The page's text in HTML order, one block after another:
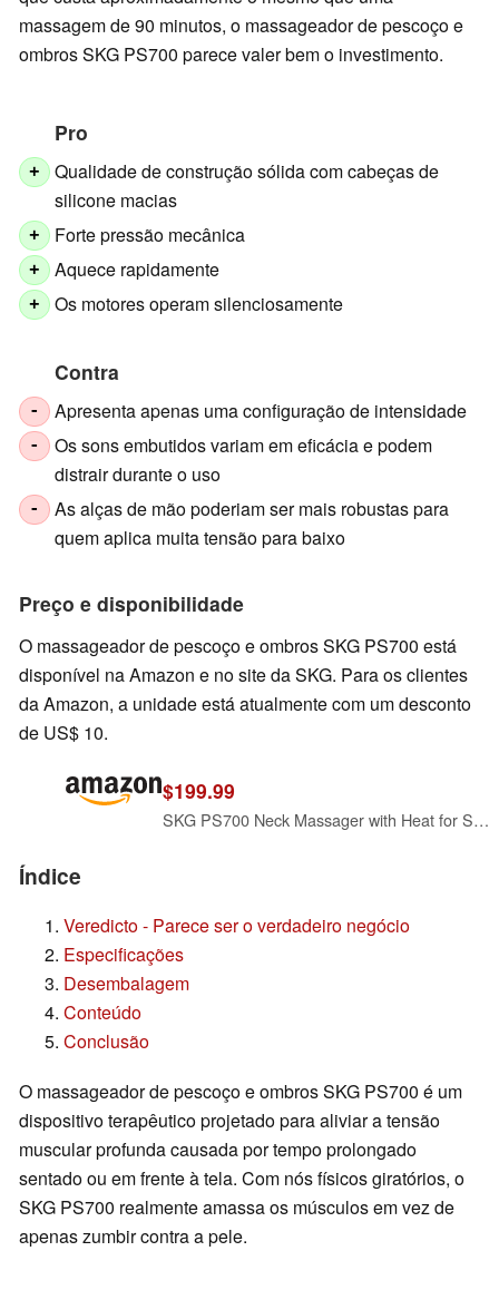
massagem de 90 minutos, o massageador de pescoço e
ombros SKG PS700 parece valer bem o investimento.
Pro
+
Qualidade de construção sólida com cabeças de
silicone macias
+ Forte pressão mecânica
+ Aquece rapidamente
+ Os motores operam silenciosamente
Contra
- Apresenta apenas uma configuração de intensidade
-
Os sons embutidos variam em eficácia e podem
distrair durante o uso
-
As alças de mão poderiam ser mais robustas para
quem aplica muita tensão para baixo
Preço e disponibilidade
O massageador de pescoço e ombros SKG PS700 está
disponível na Amazon e no site da SKG. Para os clientes
da Amazon, a unidade está atualmente com um desconto
de US$ 10.
$199.99
SKG PS700 Neck Massager with Heat for Strain Relief Deep Tissue Red Light
Índice
Veredicto - Parece ser o verdadeiro negócio
Especificações
Desembalagem
Conteúdo
Conclusão
O massageador de pescoço e ombros SKG PS700 é um
dispositivo terapêutico projetado para aliviar a tensão
muscular profunda causada por tempo prolongado
sentado ou em frente à tela. Com nós físicos giratórios, o
SKG PS700 realmente amassa os músculos em vez de
apenas zumbir contra a pele.